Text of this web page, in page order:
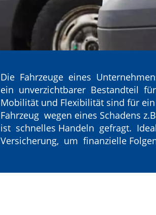
Die Fahrzeuge eines
ein unverzichtbarer Bestandteil
Mobilität und Flexibilität sind für
Fahrzeug wegen eines Schadens
ist schnelles Handeln gefragt.
Versicherung, um finanzielle